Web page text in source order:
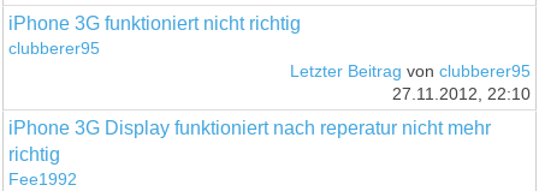
iPhone 3G funktioniert nicht richtig
clubberer95
Letzter Beitrag von clubberer95
27.11.2012, 22:10
iPhone 3G Display funktioniert nach reperatur nicht mehr
richtig
Fee1992